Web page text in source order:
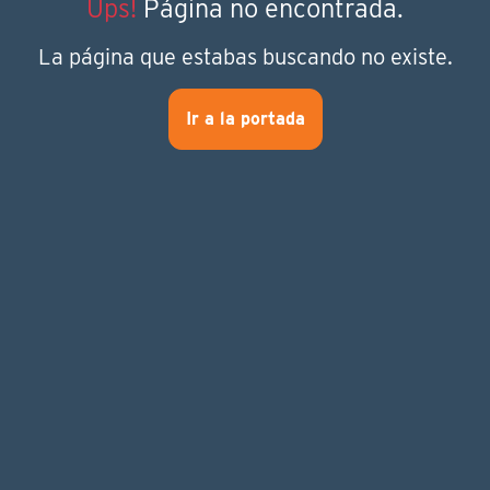
Ups! Página no encontrada.
La página que estabas buscando no existe.
Ir a la portada